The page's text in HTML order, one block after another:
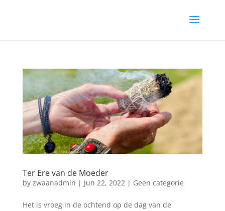
Ter Ere van de Moeder
by zwaanadmin | Jun 22, 2022| Geen categorie
Het is vroeg in de ochtend op de dag van de